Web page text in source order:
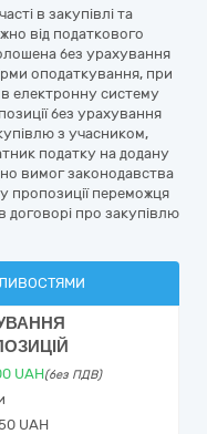
в закупівлі та
від податкового
без урахування
оподаткування, при
в електронну систему
без урахування
з учасником,
податку на додану
вимог законодавства
пропозиції переможця
договорі про закупівлю
UAH(без ПДВ)
UAH